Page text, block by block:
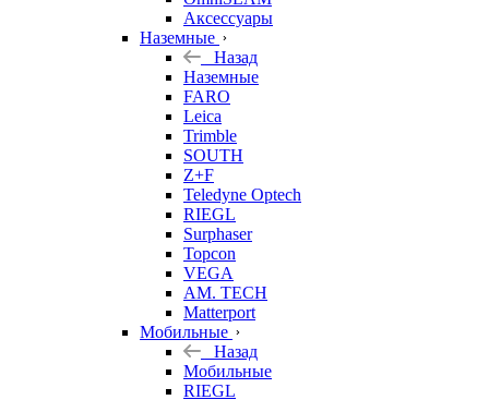
Аксессуары
Наземные
Назад
Наземные
FARO
Leica
Trimble
SOUTH
Z+F
Teledyne Optech
RIEGL
Surphaser
Topcon
VEGA
AM. TECH
Matterport
Мобильные
Назад
Мобильные
RIEGL